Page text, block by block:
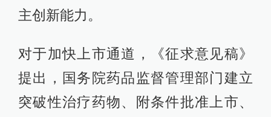
主创新能力。
对于加快上市通道，《征求意见稿》
提出，国务院药品监督管理部门建立
突破性治疗药物、附条件批准上市、